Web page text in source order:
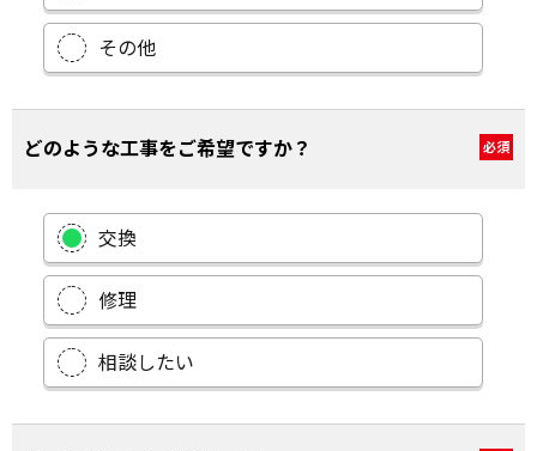
その他
どのような工事をご希望ですか？ 必須
交換
修理
相談したい